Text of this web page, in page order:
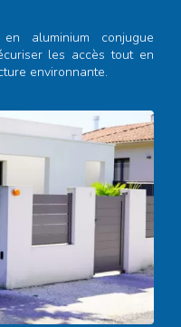
aluminium conjugue
les accès tout en
environnante.